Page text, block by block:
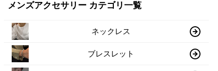
メンズアクセサリー カテゴリ一覧
ネックレス
ブレスレット